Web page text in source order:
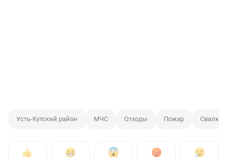
Усть-Кутский район МЧС Отходы Пожар Свалка